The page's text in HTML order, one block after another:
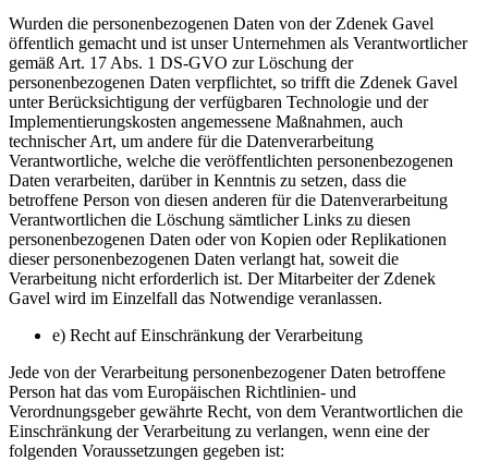
Wurden die personenbezogenen Daten von der Zdenek Gavel
öffentlich gemacht und ist unser Unternehmen als Verantwortlicher
gemäß Art. 17 Abs. 1 DS-GVO zur Löschung der
personenbezogenen Daten verpflichtet, so trifft die Zdenek Gavel
unter Berücksichtigung der verfügbaren Technologie und der
Implementierungskosten angemessene Maßnahmen, auch
technischer Art, um andere für die Datenverarbeitung
Verantwortliche, welche die veröffentlichten personenbezogenen
Daten verarbeiten, darüber in Kenntnis zu setzen, dass die
betroffene Person von diesen anderen für die Datenverarbeitung
Verantwortlichen die Löschung sämtlicher Links zu diesen
personenbezogenen Daten oder von Kopien oder Replikationen
dieser personenbezogenen Daten verlangt hat, soweit die
Verarbeitung nicht erforderlich ist. Der Mitarbeiter der Zdenek
Gavel wird im Einzelfall das Notwendige veranlassen.
e) Recht auf Einschränkung der Verarbeitung
Jede von der Verarbeitung personenbezogener Daten betroffene
Person hat das vom Europäischen Richtlinien- und
Verordnungsgeber gewährte Recht, von dem Verantwortlichen die
Einschränkung der Verarbeitung zu verlangen, wenn eine der
folgenden Voraussetzungen gegeben ist: